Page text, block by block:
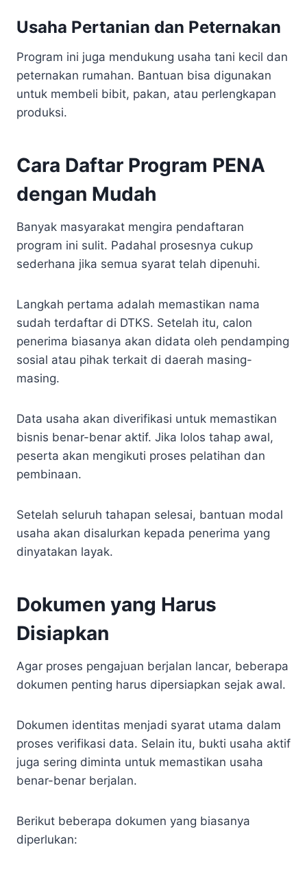
Usaha Pertanian dan Peternakan
Program ini juga mendukung usaha tani kecil dan
peternakan rumahan. Bantuan bisa digunakan
untuk membeli bibit, pakan, atau perlengkapan
produksi.
Cara Daftar Program PENA
dengan Mudah
Banyak masyarakat mengira pendaftaran
program ini sulit. Padahal prosesnya cukup
sederhana jika semua syarat telah dipenuhi.
Langkah pertama adalah memastikan nama
sudah terdaftar di DTKS. Setelah itu, calon
penerima biasanya akan didata oleh pendamping
sosial atau pihak terkait di daerah masing-
masing.
Data usaha akan diverifikasi untuk memastikan
bisnis benar-benar aktif. Jika lolos tahap awal,
peserta akan mengikuti proses pelatihan dan
pembinaan.
Setelah seluruh tahapan selesai, bantuan modal
usaha akan disalurkan kepada penerima yang
dinyatakan layak.
Dokumen yang Harus
Disiapkan
Agar proses pengajuan berjalan lancar, beberapa
dokumen penting harus dipersiapkan sejak awal.
Dokumen identitas menjadi syarat utama dalam
proses verifikasi data. Selain itu, bukti usaha aktif
juga sering diminta untuk memastikan usaha
benar-benar berjalan.
Berikut beberapa dokumen yang biasanya
diperlukan: